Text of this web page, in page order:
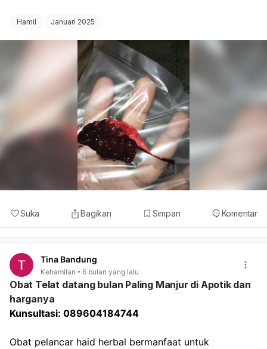
Hamil Januari 2025
Suka Bagikan Simpan Komentar
Tina Bandung
Kehamilan 6 bulan yang lalu
Obat Telat datang bulan Paling Manjur di Apotik dan
harganya
Kunsultasi: 089604184744
Obat pelancar haid herbal bermanfaat untuk